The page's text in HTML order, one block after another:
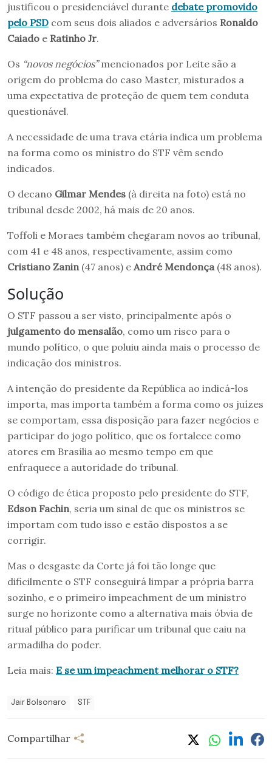
justificou o presidenciável durante debate promovido
pelo PSD com seus dois aliados e adversários Ronaldo
Caiado e Ratinho Jr.
Os “novos negócios”mencionados por Leite são a
origem do problema do caso Master, misturados a
uma expectativa de proteção de quem tem conduta
questionável.
A necessidade de uma trava etária indica um problema
na forma como os ministro do STF vêm sendo
indicados.
O decano Gilmar Mendes (à direita na foto) está no
tribunal desde 2002, há mais de 20 anos.
Toffoli e Moraes também chegaram novos ao tribunal,
com 41 e 48 anos, respectivamente, assim como
Cristiano Zanin (47 anos) e André Mendonça (48 anos).
Solução
O STF passou a ser visto, principalmente após o
julgamento do mensalão, como um risco para o
mundo político, o que poluiu ainda mais o processo de
indicação dos ministros.
A intenção do presidente da República ao indicá-los
importa, mas importa também a forma como os juízes
se comportam, essa disposição para fazer negócios e
participar do jogo político, que os fortalece como
atores em Brasília ao mesmo tempo em que
enfraquece a autoridade do tribunal.
O código de ética proposto pelo presidente do STF,
Edson Fachin, seria um sinal de que os ministros se
importam com tudo isso e estão dispostos a se
corrigir.
Mas o desgaste da Corte já foi tão longe que
dificilmente o STF conseguirá limpar a própria barra
sozinho, e o primeiro impeachment de um ministro
surge no horizonte como a alternativa mais óbvia de
ritual público para purificar um tribunal que caiu na
armadilha do poder.
Leia mais: E se um impeachment melhorar o STF?
Jair Bolsonaro STF
Compartilhar